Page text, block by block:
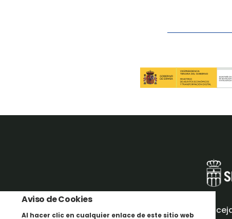
Aviso de Cookies
Al hacer clic en cualquier enlace de este sitio web